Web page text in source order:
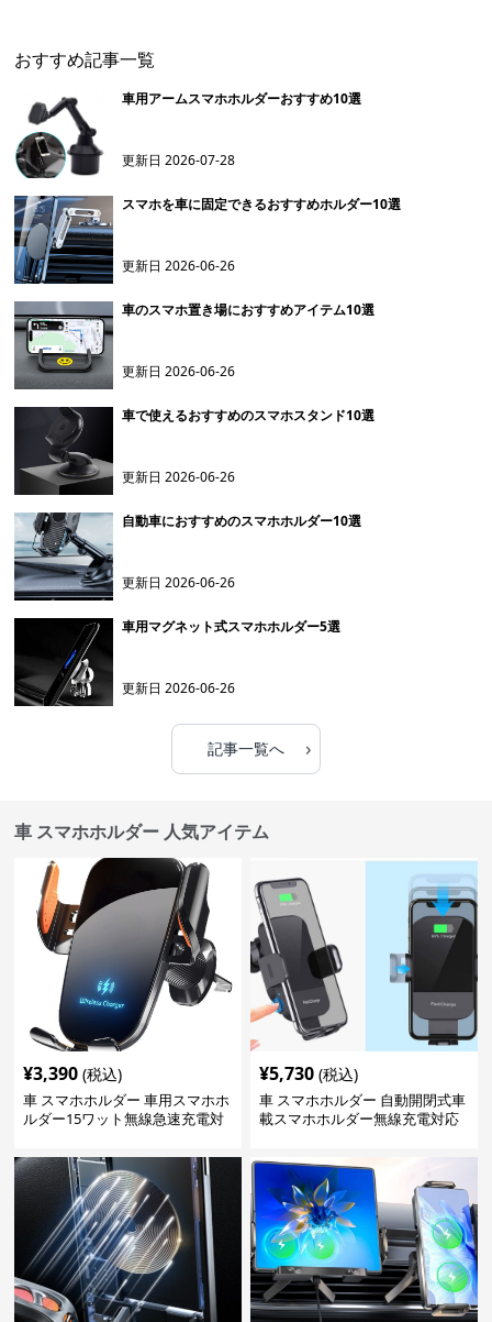
おすすめ記事一覧
車用アームスマホホルダーおすすめ10選
更新日2026-07-28
スマホを車に固定できるおすすめホルダー10選
更新日2026-06-26
車のスマホ置き場におすすめアイテム10選
更新日2026-06-26
車で使えるおすすめのスマホスタンド10選
更新日2026-06-26
自動車におすすめのスマホホルダー10選
更新日2026-06-26
車用マグネット式スマホホルダー5選
更新日2026-06-26
記事一覧へ ›
車 スマホホルダー 人気アイテム
¥3,390 (税込)
車 スマホホルダー 車用スマホホ
ルダー15ワット無線急速充電対
¥5,730 (税込)
車 スマホホルダー 自動開閉式車
載スマホホルダー無線充電対応